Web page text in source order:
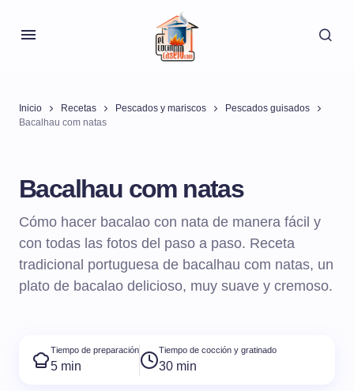
Inicio Recetas Pescados y mariscos
Pescados guisados
Bacalhau com natas
Bacalhau com natas
Cómo hacer bacalao con nata de manera fácil y
con todas las fotos del paso a paso. Receta
tradicional portuguesa de bacalhau com natas, un
plato de bacalao delicioso, muy suave y cremoso.
Tiempo de preparación
5 min
Tiempo de cocción y gratinado
30 min